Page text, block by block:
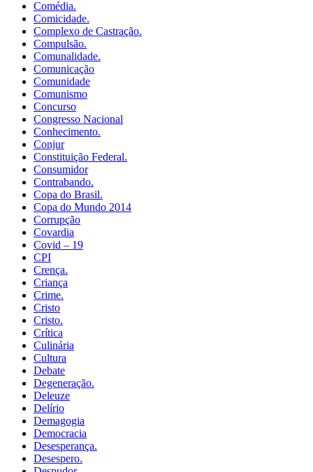
Comédia.
Comicidade.
Complexo de Castração.
Compulsão.
Comunalidade.
Comunicação
Comunidade
Comunismo
Concurso
Congresso Nacional
Conhecimento.
Conjur
Constituição Federal.
Consumidor
Contrabando.
Copa do Brasil.
Copa do Mundo 2014
Corrupção
Covardia
Covid – 19
CPI
Crença.
Criança
Crime.
Cristo
Cristo.
Crítica
Culinária
Cultura
Debate
Degeneração.
Deleuze
Delírio
Demagogia
Democracia
Desesperança.
Desespero.